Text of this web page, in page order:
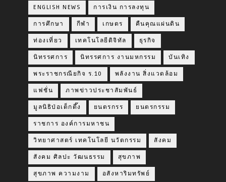
ENGLISH NEWS การเงิน การลงทุน
การศึกษา กีฬา เกษตร คืนคุณแผ่นดิน
ท่องเที่ยว เทคโนโลยีดิจิทัล ธุรกิจ
นิทรรศการ นิทรรศการ งานมหกรรม บันเทิง
พระราชกรณียกิจ ร.10 พลังงาน สิ่งแวดล้อม
แฟชั่น ภาพข่าวประชาสัมพันธ์
มูลนิธิป่อเต็กตึ๊ง ยนตรกรร ยนตรกรรม
ราชการ องค์การมหาชน
วิทยาศาสตร์ เทคโนโลยี นวัตกรรม สังคม
สังคม ศิลปะ วัฒนธรรม สุขภาพ
สุขภาพ ความงาม อสังหาริมทรัพย์